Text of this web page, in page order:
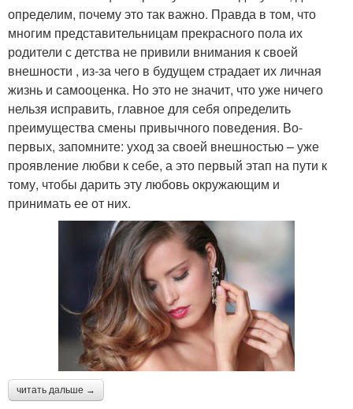
определим, почему это так важно. Правда в том, что
многим представительницам прекрасного пола их
родители с детства не привили внимания к своей
внешности , из-за чего в будущем страдает их личная
жизнь и самооценка. Но это не значит, что уже ничего
нельзя исправить, главное для себя определить
преимущества смены привычного поведения. Во-
первых, запомните: уход за своей внешностью – уже
проявление любви к себе, а это первый этап на пути к
тому, чтобы дарить эту любовь окружающим и
принимать ее от них.
читать дальше →